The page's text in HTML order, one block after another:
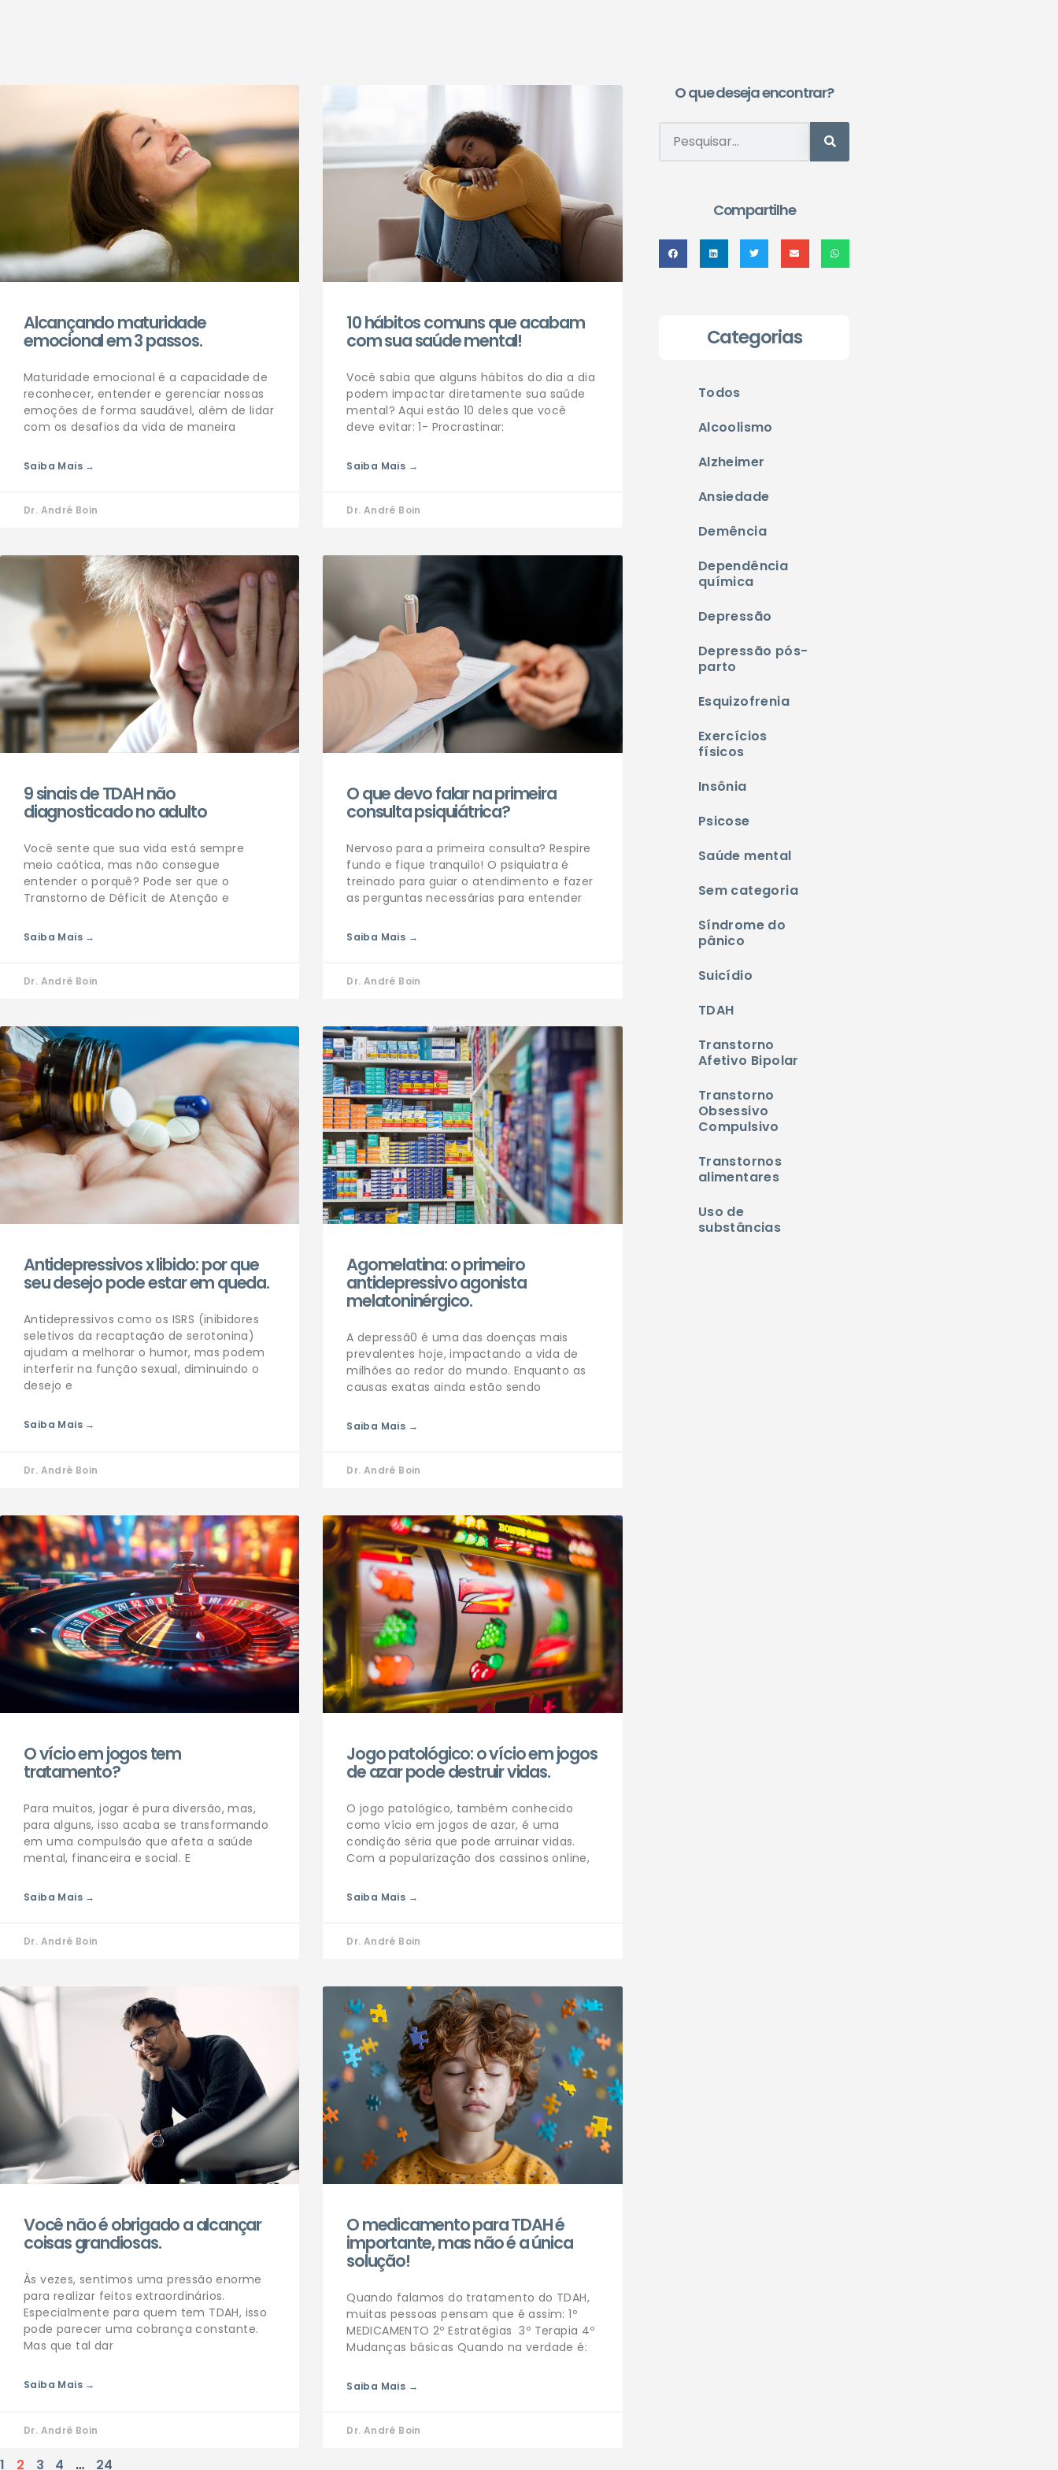
Alcançando maturidade
emocional em 3 passos.
Maturidade emocional é a capacidade de
reconhecer, entender e gerenciar nossas
emoções de forma saudável, além de lidar
com os desafios da vida de maneira
Saiba Mais →
Dr. André Boin
10 hábitos comuns que acabam
com sua saúde mental!
Você sabia que alguns hábitos do dia a dia
podem impactar diretamente sua saúde
mental? Aqui estão 10 deles que você
deve evitar: 1- Procrastinar:
Saiba Mais →
Dr. André Boin
9 sinais de TDAH não
diagnosticado no adulto
Você sente que sua vida está sempre
meio caótica, mas não consegue
entender o porquê? Pode ser que o
Transtorno de Déficit de Atenção e
Saiba Mais →
Dr. André Boin
O que devo falar na primeira
consulta psiquiátrica?
Nervoso para a primeira consulta? Respire
fundo e fique tranquilo! O psiquiatra é
treinado para guiar o atendimento e fazer
as perguntas necessárias para entender
Saiba Mais →
Dr. André Boin
Antidepressivos x libido: por que
seu desejo pode estar em queda.
Antidepressivos como os ISRS (inibidores
seletivos da recaptação de serotonina)
ajudam a melhorar o humor, mas podem
interferir na função sexual, diminuindo o
desejo e
Saiba Mais →
Dr. André Boin
Agomelatina: o primeiro
antidepressivo agonista
melatoninérgico.
A depressã0 é uma das doenças mais
prevalentes hoje, impactando a vida de
milhões ao redor do mundo. Enquanto as
causas exatas ainda estão sendo
Saiba Mais →
Dr. André Boin
O vício em jogos tem
tratamento?
Para muitos, jogar é pura diversão, mas,
para alguns, isso acaba se transformando
em uma compulsão que afeta a saúde
mental, financeira e social. E
Saiba Mais →
Dr. André Boin
Jogo patológico: o vício em jogos
de azar pode destruir vidas.
O jogo patológico, também conhecido
como vício em jogos de azar, é uma
condição séria que pode arruinar vidas.
Com a popularização dos cassinos online,
Saiba Mais →
Dr. André Boin
Você não é obrigado a alcançar
coisas grandiosas.
Às vezes, sentimos uma pressão enorme
para realizar feitos extraordinários.
Especialmente para quem tem TDAH, isso
pode parecer uma cobrança constante.
Mas que tal dar
Saiba Mais →
Dr. André Boin
O medicamento para TDAH é
importante, mas não é a única
solução!
Quando falamos do tratamento do TDAH,
muitas pessoas pensam que é assim: 1º
MEDICAMENTO 2º Estratégias 3º Terapia 4º
Mudanças básicas Quando na verdade é:
Saiba Mais →
Dr. André Boin
1 2 3 4 … 24
O que deseja encontrar?
Compartilhe
Categorias
Todos
Alcoolismo
Alzheimer
Ansiedade
Demência
Dependência
química
Depressão
Depressão pós-
parto
Esquizofrenia
Exercícios
físicos
Insônia
Psicose
Saúde mental
Sem categoria
Síndrome do
pânico
Suicídio
TDAH
Transtorno
Afetivo Bipolar
Transtorno
Obsessivo
Compulsivo
Transtornos
alimentares
Uso de
substâncias